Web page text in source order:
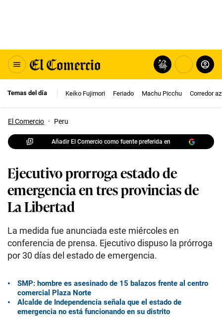
Temas del día Keiko Fujimori Feriado Machu Picchu Corredor
El Comercio · Peru
Añadir El Comercio como fuente preferida en
Ejecutivo prorroga estado de
emergencia en tres provincias de
La Libertad
La medida fue anunciada este miércoles en
conferencia de prensa. Ejecutivo dispuso la prórroga
por 30 días del estado de emergencia.
SMP: hombre es asesinado de 15 balazos frente al centro
comercial Plaza Norte
Alcalde de Independencia señala que el estado de
emergencia no está funcionando en su distrito